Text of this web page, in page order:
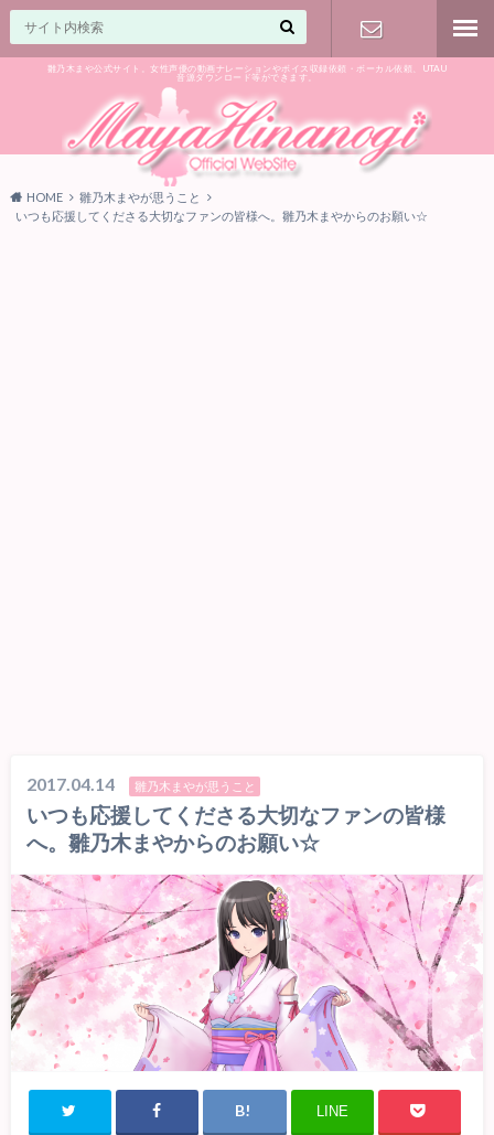
雛乃木まや公式サイト。女性声優の動画ナレーションやボイス収録依頼・ボーカル依頼、UTAU
音源ダウンロード等ができます。
気軽に♪
HOME
雛乃木まやが思うこと
いつも応援してくださる大切なファンの皆様へ。雛乃木まやからのお願い☆
2017.04.14 雛乃木まやが思うこと
いつも応援してくださる大切なファンの皆様
へ。雛乃木まやからのお願い☆
LINE